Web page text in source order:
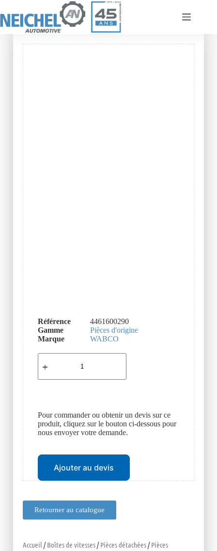
Retourner au catalogue
Accueil /Boîtes de vitesses/Pièces détachées/Pièces
Référence
4461600290
Gamme
Pièces d'origine
Marque
WABCO
Pour commander ou obtenir un devis sur ce
produit, cliquez sur le bouton ci-dessous pour
nous envoyer votre demande.
Ajouter au devis